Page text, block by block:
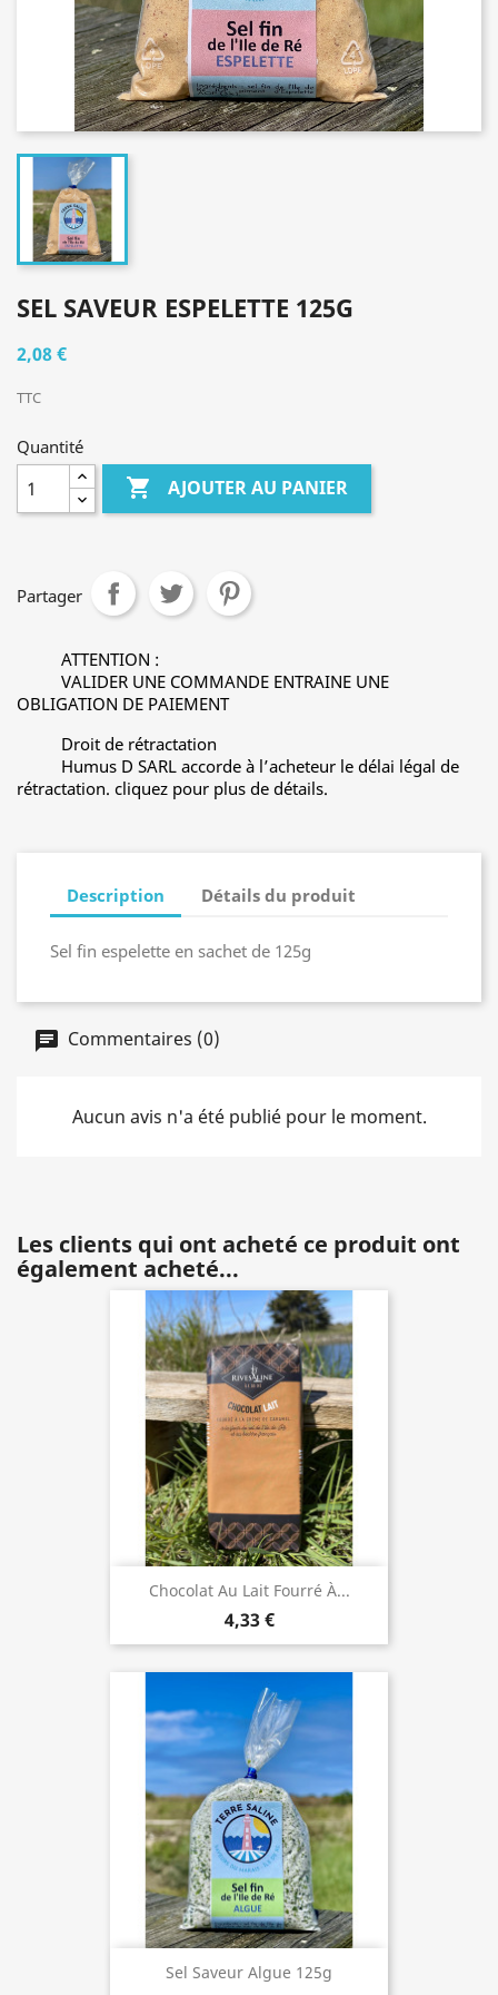
SEL SAVEUR ESPELETTE 125G
2,08 €
TTC
Quantité
 AJOUTER AU PANIER
Partager
ATTENTION :
VALIDER UNE COMMANDE ENTRAINE UNE
OBLIGATION DE PAIEMENT
Droit de rétractation
Humus D SARL accorde à l’acheteur le délai légal de
rétractation. cliquez pour plus de détails.
Description Détails du produit
Sel fin espelette en sachet de 125g
Commentaires (0)
Aucun avis n'a été publié pour le moment.
Les clients qui ont acheté ce produit ont
également acheté...
Chocolat Au Lait Fourré À...
4,33 €
Sel Saveur Algue 125g